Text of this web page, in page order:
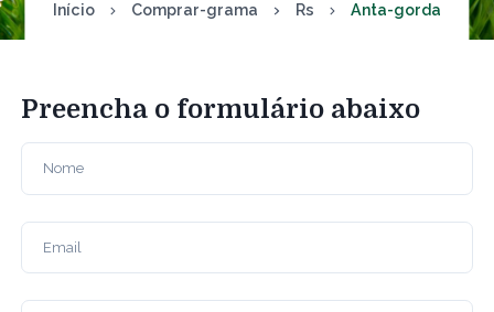
Início Comprar-grama Rs Anta-gorda
Preencha o formulário abaixo